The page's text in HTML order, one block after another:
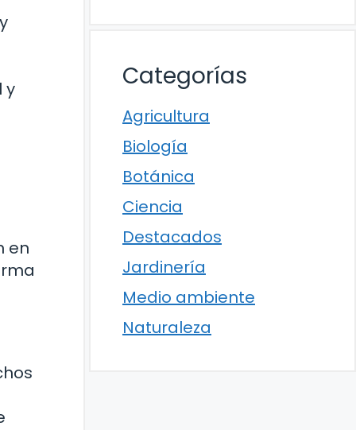
y
en
Categorías
Agricultura
Biología
Botánica
Ciencia
Destacados
Jardinería
Medio ambiente
Naturaleza